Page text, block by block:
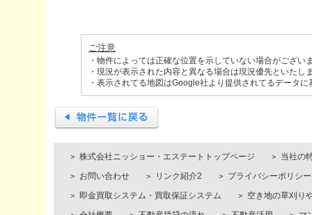
ご注意
・物件によっては正確な位置を示していない場合がござい
・現況が表示された内容と異なる場合は現況優先といたし
・表示されてる地図はGoogle社より提供されてるデータ
株式会社ニッショー・エステートトップページ
当社の
お問い合わせ
リンク紹介2
プライバシーポリシー
即金買取システム・買取保証システム
空き地の草刈り